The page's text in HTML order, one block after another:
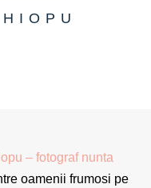
– fotograf nunta
oamenii frumosi pe